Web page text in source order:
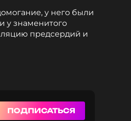
у него были
у знаменитого
предсердий и
ПОДПИСАТЬСЯ